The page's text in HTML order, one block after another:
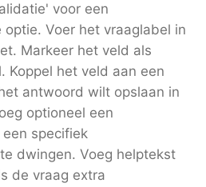
voor een
optie. Voer het vraaglabel in
Markeer het veld als
Koppel het veld aan een
antwoord wilt opslaan in
optioneel een
specifiek
dwingen. Voeg helptekst
de vraag extra